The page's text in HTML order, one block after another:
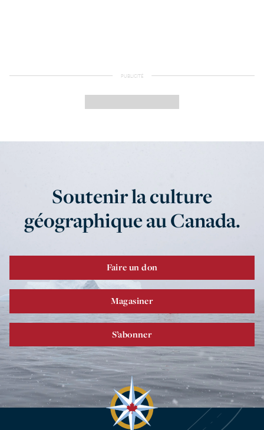
Soutenir la culture
géographique au Canada.
Faire un don
Magasiner
S’abonner